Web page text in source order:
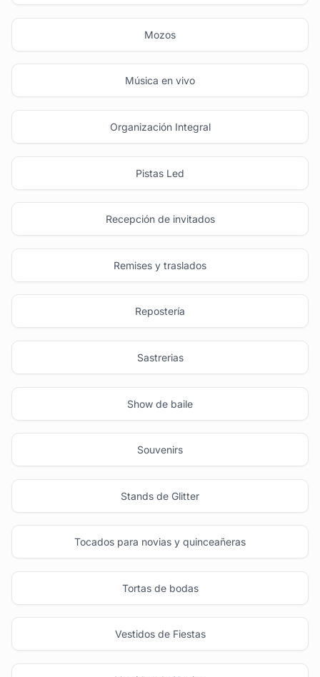
Mozos
Música en vivo
Organización Integral
Pistas Led
Recepción de invitados
Remises y traslados
Repostería
Sastrerias
Show de baile
Souvenirs
Stands de Glitter
Tocados para novias y quinceañeras
Tortas de bodas
Vestidos de Fiestas